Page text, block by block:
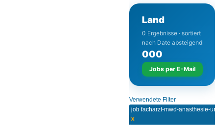
Land
0 Ergebnisse · sortiert
nach Date absteigend
000
Jobs per E-Mail
Verwendete Filter
x